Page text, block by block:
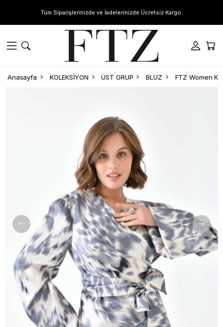
Tüm Siparişlerinizde ve İadelerinizde Ücretsiz Kargo.
Anasayfa KOLEKSİYON ÜST GRUP BLUZ FTZ Women